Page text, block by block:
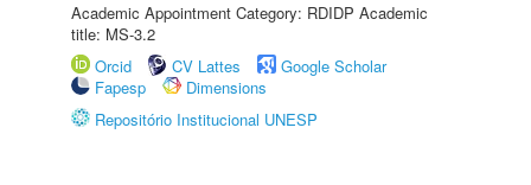
Academic Appointment Category: RDIDP Academic
title: MS-3.2
Orcid
CV Lattes
Google Scholar
Fapesp
Dimensions
Repositório Institucional UNESP